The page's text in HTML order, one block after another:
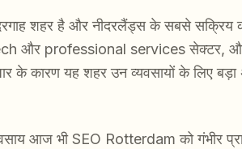
शहर है और नीदरलैंड्स के सबसे सक्रिय
और professional services सेक्टर,
के कारण यह शहर उन व्यवसायों के लिए
आज भी SEO Rotterdam को गंभीर